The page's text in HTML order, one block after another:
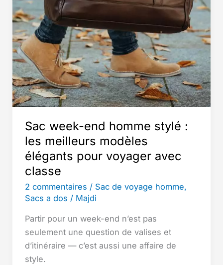
Sac week-end homme stylé :
les meilleurs modèles
élégants pour voyager avec
classe
2 commentaires / Sac de voyage homme,
Sacs a dos / Majdi
Partir pour un week-end n’est pas
seulement une question de valises et
d’itinéraire — c’est aussi une affaire de
style.